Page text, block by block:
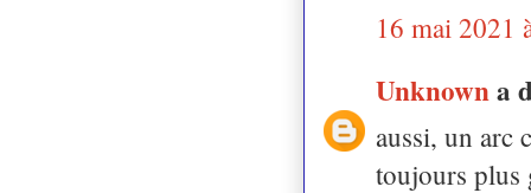
16 mai 2021
Unknowna
aussi, un arc
toujours plus